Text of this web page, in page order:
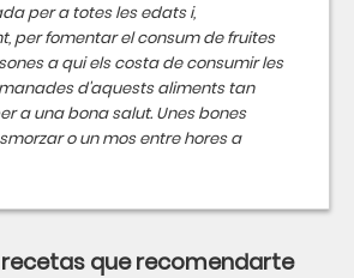
per a totes les edats i,
per fomentar el consum de fruites
a qui els costa de consumir les
d'aquests aliments tan
a una bona salut. Unes bones
o un mos entre hores a
que recomendarte